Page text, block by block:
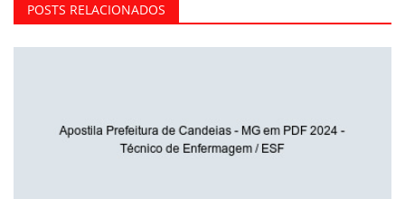
POSTS RELACIONADOS